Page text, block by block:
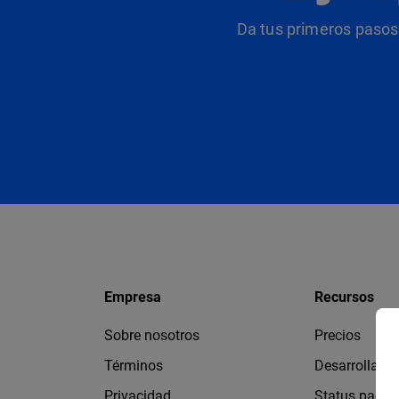
Da tus primeros
Empresa
Sobre nosotros
Términos
Recursos
Precios